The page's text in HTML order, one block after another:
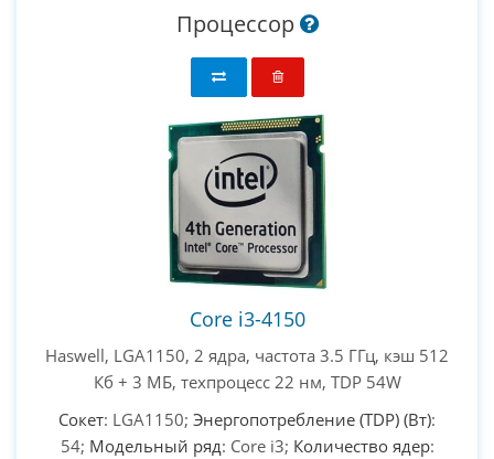
Процессор
Core i3-4150
Haswell, LGA1150, 2 ядра, частота 3.5 ГГц, кэш 512
Кб + 3 МБ, техпроцесс 22 нм, TDP 54W
Сокет: LGA1150; Энергопотребление (TDP) (Вт):
54; Модельный ряд: Core i3; Количество ядер: